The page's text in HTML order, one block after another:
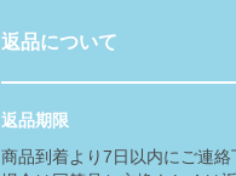
返品について
返品期限
商品到着より7日以内にご連